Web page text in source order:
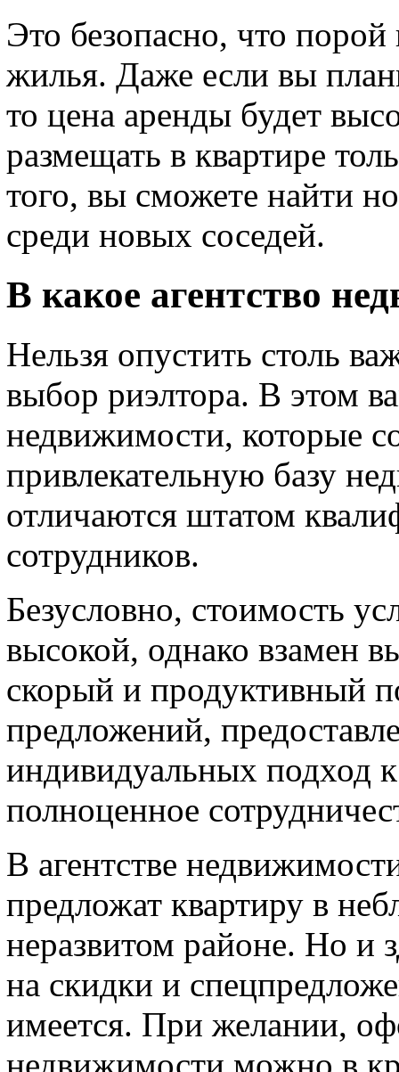
Это безопасно, что
жилья. Даже если вы
то цена аренды будет
размещать в квартире
того, вы сможете найти
среди новых соседей.
В какое агентство
Нельзя опустить столь
выбор риэлтора. В этом
недвижимости, которые
привлекательную базу
отличаются штатом
сотрудников.
Безусловно, стоимость
высокой, однако взамен
скорый и продуктивный
предложений,
индивидуальных подход
полноценное
В агентстве
предложат квартиру в
неразвитом районе. Но и
на скидки и
имеется. При желании,
недвижимости можно в